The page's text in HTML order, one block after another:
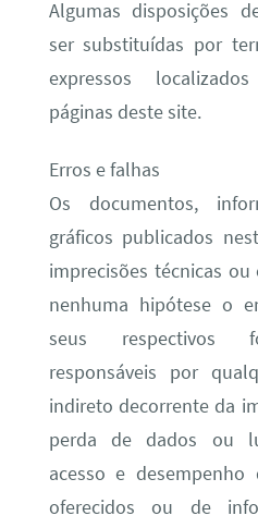
Algumas disposições
ser substituídas por
expressos
páginas deste site.
Erros e falhas
Os documentos,
gráficos publicados
imprecisões técnicas
nenhuma hipótese o
seus respectivos
responsáveis por
indireto decorrente da
perda de dados ou
acesso e
oferecidos ou de